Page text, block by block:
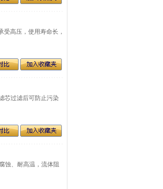
高压，使用寿命长，
芯过滤后可防止污染
蚀、耐高温，流体阻